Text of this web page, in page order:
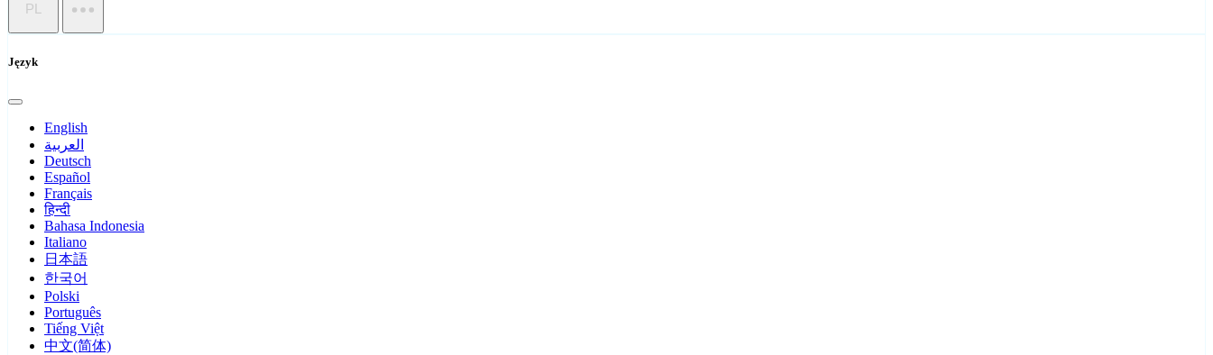
PL
Język
English
العربية
Deutsch
Español
Français
हिन्दी
Bahasa Indonesia
Italiano
日本語
한국어
Polski
Português
Tiếng Việt
中文(简体)